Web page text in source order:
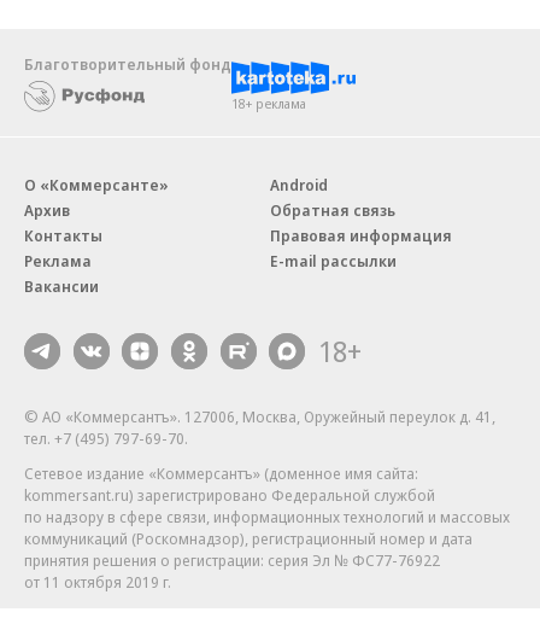
Благотворительный фонд
18+ реклама
О «Коммерсанте»
Архив
Контакты
Реклама
Вакансии
Android
Обратная связь
Правовая информация
E-mail рассылки
18+
© АО «Коммерсантъ». 127006, Москва, Оружейный переулок д. 41,
тел. +7 (495) 797-69-70.
Сетевое издание «Коммерсантъ» (доменное имя сайта:
kommersant.ru) зарегистрировано Федеральной службой
по надзору в сфере связи, информационных технологий и массовых
коммуникаций (Роскомнадзор), регистрационный номер и дата
принятия решения о регистрации: серия Эл № ФС77-76922
от 11 октября 2019 г.